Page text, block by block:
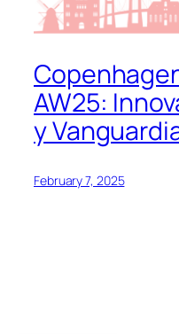
AW25:
y
February 7, 2025